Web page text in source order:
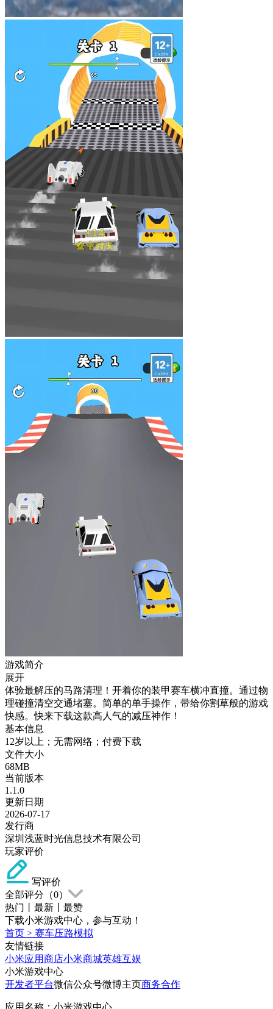
游戏简介
展开
体验最解压的马路清理！开着你的装甲赛车横冲直撞。通过物
理碰撞清空交通堵塞。简单的单手操作，带给你割草般的游戏
快感。快来下载这款高人气的减压神作！
基本信息
12岁以上；无需网络；付费下载
文件大小
68MB
当前版本
1.1.0
更新日期
2026-07-17
发行商
深圳浅蓝时光信息技术有限公司
玩家评价
写评价
全部评分（0）
热门
最新
最赞
下载小米游戏中心，参与互动！
首页 > 赛车压路模拟
友情链接
小米应用商店小米商城英雄互娱
小米游戏中心
开发者平台微信公众号微博主页商务合作
应用名称：小米游戏中心